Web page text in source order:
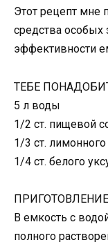
Этот рецепт мне
средства особых
эффективности
ТЕБЕ
5 л воды
1/2 ст. пищевой
1/3 ст. лимонного
1/4 ст. белого
В емкость с
полного